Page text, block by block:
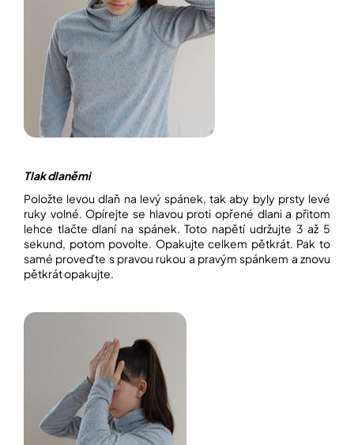
Tlak dlaněmi
Položte levou dlaň na levý spánek, tak aby byly prsty levé
ruky volné. Opírejte se hlavou proti opřené dlani a přitom
lehce tlačte dlaní na spánek. Toto napětí udržujte 3 až 5
sekund, potom povolte. Opakujte celkem pětkrát. Pak to
samé proveďte s pravou rukou a pravým spánkem a znovu
pětkrát opakujte.